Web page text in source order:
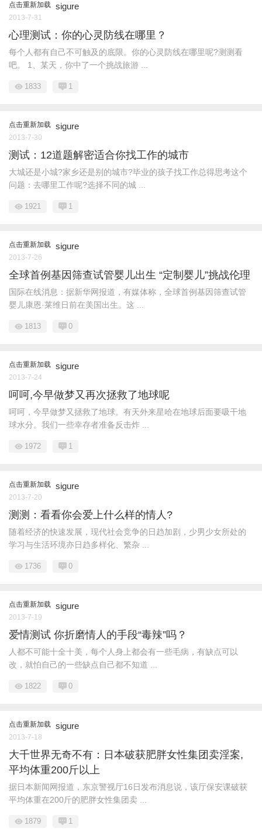
点击重新加载 sigure
2013-7-31
心理测试：你的心灵防线在哪里？
每个人都有自己不可触及的底限。你的心灵防线在哪里呢?测测看
吧。 1、某天，你中了一个挑战旅游 ...
1833 1
点击重新加载 sigure
2013-7-30
测试：12道题解密适合你找工作的城市
大城还是小城?家乡还是别的城市?毕业的孩子找工作总得思考这个
问题：去哪里工作呢?选择不同的城 ...
1921 1
点击重新加载 sigure
2013-7-26
全球首例基因筛查试管婴儿出生 “定制婴儿”挑战伦理
国际在线消息：据新华网报道，有媒体称，全球首例基因筛查试管
婴儿康恩·莱维日前在美国出生。这 ...
1813 0
点击重新加载 sigure
2013-7-24
呵呵,今早做梦又再次拯救了地球呢
呵呵，今早做梦又拯救了地球。有天外来星哈在地球后面要吸干地
球水分。我们一些幸存者准备反击炸 ...
1972 1
点击重新加载 sigure
2013-7-20
测测：看看你会爱上什么样的情人?
随着经济的快速发展，现代社会竞争的日趋加剧，少男少女所处的
学习与生活环境亦日趋多样化、繁杂 ...
1736 0
点击重新加载 sigure
2013-7-19
爱情测试 你折磨情人的手段“毒辣”吗？
人都不可能十全十美，每个人身上都会有一些毛病，有缺点可以
改，就怕自己的一些缺点自己都不知道 ...
1822 0
点击重新加载 sigure
2013-7-18
大千世界无奇不有：日本破获肥胖女性集团卖淫案,
平均体重200斤以上
据日本新闻网报道，东京警视厅16日发布消息说，该厅保安课破获
平均体重在200斤的肥胖女性集团卖 ...
1879 1